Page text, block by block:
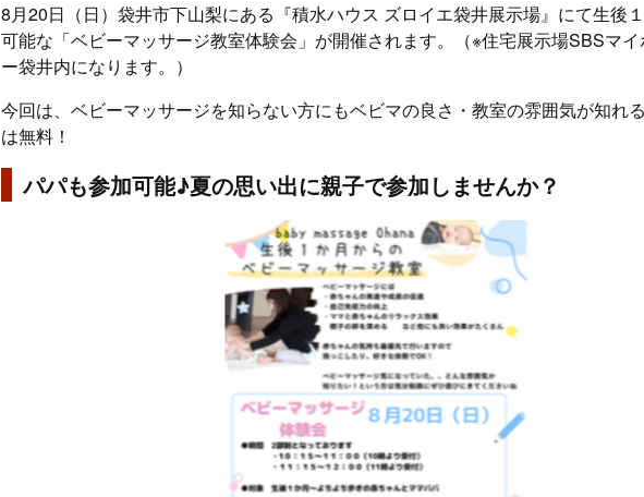
8月20日（日）袋井市下山梨にある『積水ハウス ズロイエ袋井展示場』にて生後
可能な「ベビーマッサージ教室体験会」が開催されます。（※住宅展示場SBSマ
ー袋井内になります。）
今回は、ベビーマッサージを知らない方にもベビマの良さ・教室の雰囲気が知れ
は無料！
パパも参加可能♪夏の思い出に親子で参加しませんか？